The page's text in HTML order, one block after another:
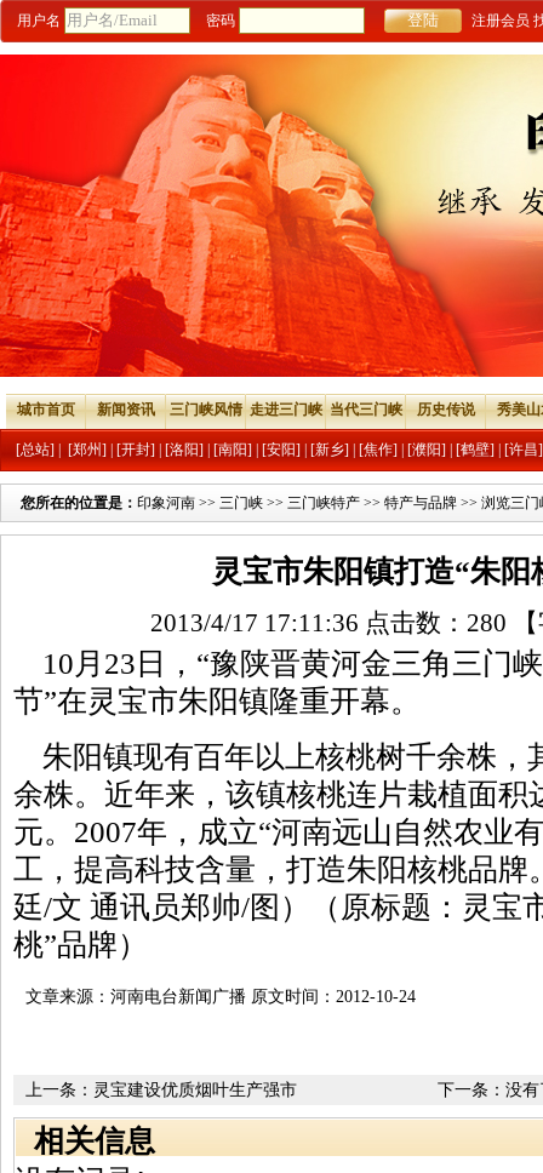
用户名 密码 注册会员
城市首页 新闻资讯 三门峡风情 走进三门峡 当代三门峡 历史传说 秀美
[总站] [郑州] [开封] [洛阳] [南阳] [安阳] [新乡] [焦作] [濮阳] [鹤壁] [许昌]
您所在的位置是： 印象河南 >> 三门峡 >> 三门峡特产 >> 特产与品牌 >> 浏览三门
灵宝市朱阳镇打造“朱阳
2013/4/17 17:11:36 点击数： 280
10月23日，“豫陕晋黄河金三角三门
节”在灵宝市朱阳镇隆重开幕。
朱阳镇现有百年以上核桃树千余株，
余株。近年来，该镇核桃连片栽植面积
元。2007年，成立“河南远山自然农业
工，提高科技含量，打造朱阳核桃品牌
廷/文 通讯员郑帅/图）（原标题：灵宝
桃”品牌）
文章来源：河南电台新闻广播 原文时间：2012-10-24
下一条：没有
上一条： 灵宝建设优质烟叶生产强市
相关信息